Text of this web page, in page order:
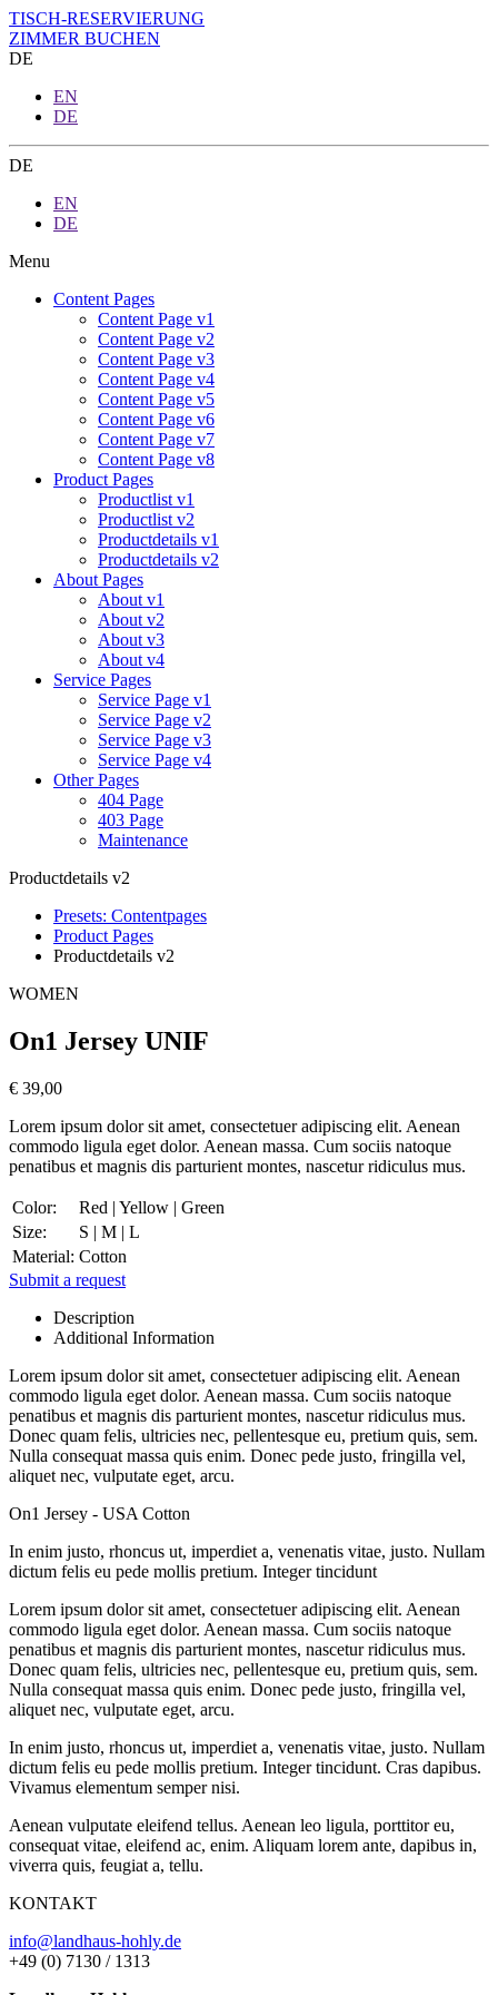
TISCH-RESERVIERUNG
ZIMMER BUCHEN
DE
EN
DE
DE
EN
DE
Menu
Content Pages
Content Page v1
Content Page v2
Content Page v3
Content Page v4
Content Page v5
Content Page v6
Content Page v7
Content Page v8
Product Pages
Productlist v1
Productlist v2
Productdetails v1
Productdetails v2
About Pages
About v1
About v2
About v3
About v4
Service Pages
Service Page v1
Service Page v2
Service Page v3
Service Page v4
Other Pages
404 Page
403 Page
Maintenance
Productdetails v2
Presets: Contentpages
Product Pages
Productdetails v2
WOMEN
On1 Jersey UNIF
€ 39,00
Lorem ipsum dolor sit amet, consectetuer adipiscing elit. Aenean
commodo ligula eget dolor. Aenean massa. Cum sociis natoque
penatibus et magnis dis parturient montes, nascetur ridiculus mus.
Color:
Red | Yellow | Green
Size:
S | M | L
Material: Cotton
Submit a request
Description
Additional Information
Lorem ipsum dolor sit amet, consectetuer adipiscing elit. Aenean
commodo ligula eget dolor. Aenean massa. Cum sociis natoque
penatibus et magnis dis parturient montes, nascetur ridiculus mus.
Donec quam felis, ultricies nec, pellentesque eu, pretium quis, sem.
Nulla consequat massa quis enim. Donec pede justo, fringilla vel,
aliquet nec, vulputate eget, arcu.
On1 Jersey - USA Cotton
In enim justo, rhoncus ut, imperdiet a, venenatis vitae, justo. Nullam
dictum felis eu pede mollis pretium. Integer tincidunt
Lorem ipsum dolor sit amet, consectetuer adipiscing elit. Aenean
commodo ligula eget dolor. Aenean massa. Cum sociis natoque
penatibus et magnis dis parturient montes, nascetur ridiculus mus.
Donec quam felis, ultricies nec, pellentesque eu, pretium quis, sem.
Nulla consequat massa quis enim. Donec pede justo, fringilla vel,
aliquet nec, vulputate eget, arcu.
In enim justo, rhoncus ut, imperdiet a, venenatis vitae, justo. Nullam
dictum felis eu pede mollis pretium. Integer tincidunt. Cras dapibus.
Vivamus elementum semper nisi.
Aenean vulputate eleifend tellus. Aenean leo ligula, porttitor eu,
consequat vitae, eleifend ac, enim. Aliquam lorem ante, dapibus in,
viverra quis, feugiat a, tellu.
KONTAKT
info@landhaus-hohly.de
+49 (0) 7130 / 1313